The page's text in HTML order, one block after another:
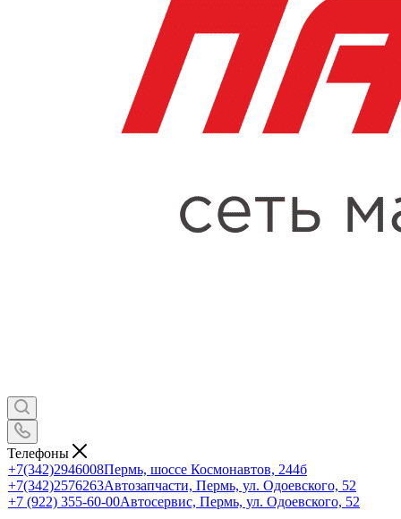
Телефоны
+7(342)2946008Пермь, шоссе Космонавтов, 244б
+7(342)2576263Автозапчасти, Пермь, ул. Одоевского, 52
+7 (922) 355-60-00Автосервис, Пермь, ул. Одоевского, 52